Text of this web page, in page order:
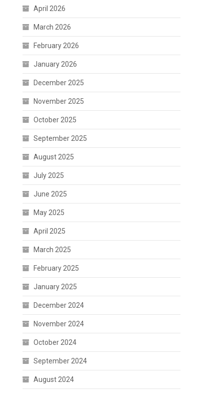
April 2026
March 2026
February 2026
January 2026
December 2025
November 2025
October 2025
September 2025
August 2025
July 2025
June 2025
May 2025
April 2025
March 2025
February 2025
January 2025
December 2024
November 2024
October 2024
September 2024
August 2024